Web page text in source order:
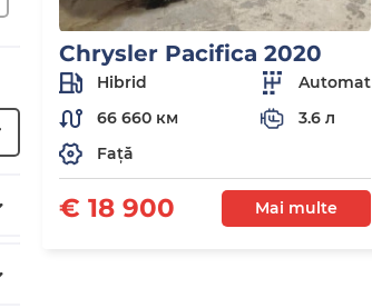
Chrysler Pacifica 2020
Hibrid
Automat
66 660 км
3.6 л
Față
€ 18 900 Mai multe